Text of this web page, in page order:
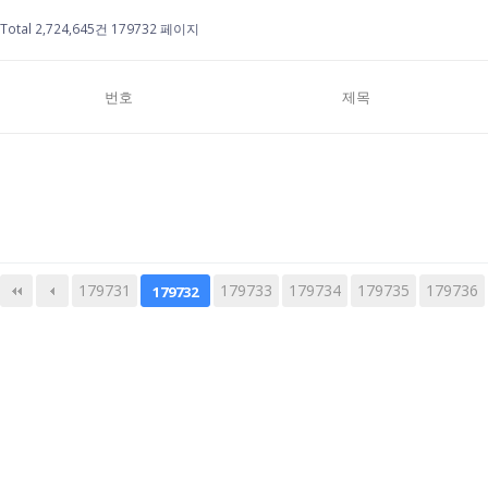
Total 2,724,645건 179732 페이지
번호 제목
179731 179732 179733 179734 179735 179736
다음 맨끝